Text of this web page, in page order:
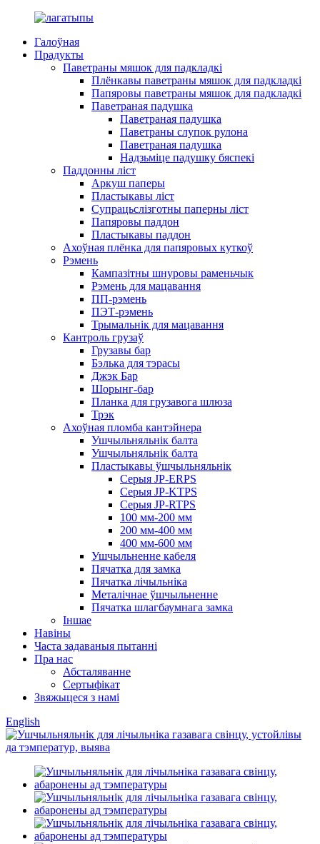
Галоўная
Прадукты
Паветраны мяшок для падкладкі
Плёнкавы паветраны мяшок для падкладкі
Папяровы паветраны мяшок для падкладкі
Паветраная падушка
Паветраная падушка
Паветраны слупок рулона
Паветраная падушка
Надзьміце падушку бяспекі
Паддонны ліст
Аркуш паперы
Пластыкавы ліст
Супрацьслізготны паперны ліст
Папяровы паддон
Пластыкавы паддон
Ахоўная плёнка для папяровых куткоў
Рэмень
Кампазітны шнуровы раменьчык
Рэмень для мацавання
ПП-рэмень
ПЭТ-рэмень
Трымальнік для мацавання
Кантроль грузаў
Грузавы бар
Бэлька для тэрасы
Джэк Бар
Шорынг-бар
Планка для грузавога шлюза
Трэк
Ахоўная пломба кантэйнера
Ушчыльняльнік балта
Ушчыльняльнік балта
Пластыкавы ўшчыльняльнік
Серыя JP-ERPS
Серыя JP-KTPS
Серыя JP-RTPS
100 мм-200 мм
200 мм-400 мм
400 мм-600 мм
Ушчыльненне кабеля
Пячатка для замка
Пячатка лічыльніка
Металічнае ўшчыльненне
Пячатка шлагбаумнага замка
Іншае
Навіны
Часта задаваныя пытанні
Пра нас
Абсталяванне
Сертыфікат
Звяжыцеся з намі
English